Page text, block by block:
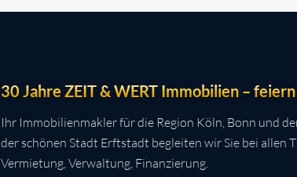
30 Jahre ZEIT & WERT Immobilien –
Ihr Immobilienmakler für die Region Köln, Bonn und
der schönen Stadt Erftstadt begleiten wir Sie bei allen
Vermietung, Verwaltung, Finanzierung.